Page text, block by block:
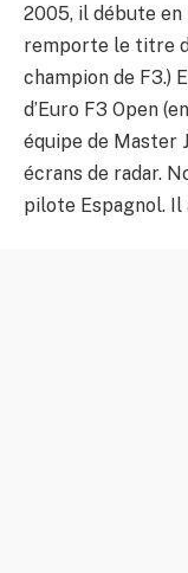
2005, il débute en
remporte le titre
champion de F3.)
d’Euro F3 Open
équipe de Master
écrans de radar.
pilote Espagnol. Il